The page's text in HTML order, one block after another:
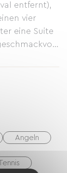
entfernt),
vier
eine Suite
Angeln